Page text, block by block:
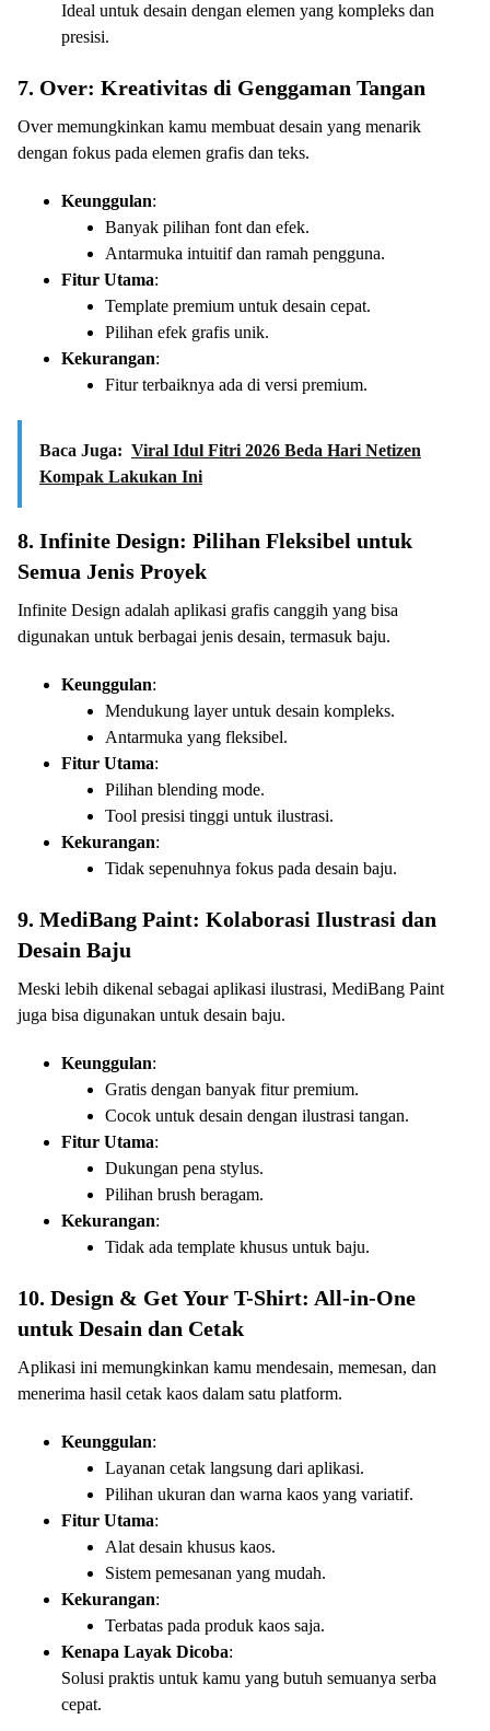
Ideal untuk desain dengan elemen yang kompleks dan
presisi.
7. Over: Kreativitas di Genggaman Tangan
Over memungkinkan kamu membuat desain yang menarik
dengan fokus pada elemen grafis dan teks.
Keunggulan:
Banyak pilihan font dan efek.
Antarmuka intuitif dan ramah pengguna.
Fitur Utama:
Template premium untuk desain cepat.
Pilihan efek grafis unik.
Kekurangan:
Fitur terbaiknya ada di versi premium.
Baca Juga: Viral Idul Fitri 2026 Beda Hari Netizen
Kompak Lakukan Ini
8. Infinite Design: Pilihan Fleksibel untuk
Semua Jenis Proyek
Infinite Design adalah aplikasi grafis canggih yang bisa
digunakan untuk berbagai jenis desain, termasuk baju.
Keunggulan:
Mendukung layer untuk desain kompleks.
Antarmuka yang fleksibel.
Fitur Utama:
Pilihan blending mode.
Tool presisi tinggi untuk ilustrasi.
Kekurangan:
Tidak sepenuhnya fokus pada desain baju.
9. MediBang Paint: Kolaborasi Ilustrasi dan
Desain Baju
Meski lebih dikenal sebagai aplikasi ilustrasi, MediBang Paint
juga bisa digunakan untuk desain baju.
Keunggulan:
Gratis dengan banyak fitur premium.
Cocok untuk desain dengan ilustrasi tangan.
Fitur Utama:
Dukungan pena stylus.
Pilihan brush beragam.
Kekurangan:
Tidak ada template khusus untuk baju.
10. Design & Get Your T-Shirt: All-in-One
untuk Desain dan Cetak
Aplikasi ini memungkinkan kamu mendesain, memesan, dan
menerima hasil cetak kaos dalam satu platform.
Keunggulan:
Layanan cetak langsung dari aplikasi.
Pilihan ukuran dan warna kaos yang variatif.
Fitur Utama:
Alat desain khusus kaos.
Sistem pemesanan yang mudah.
Kekurangan:
Terbatas pada produk kaos saja.
Kenapa Layak Dicoba:
Solusi praktis untuk kamu yang butuh semuanya serba
cepat.